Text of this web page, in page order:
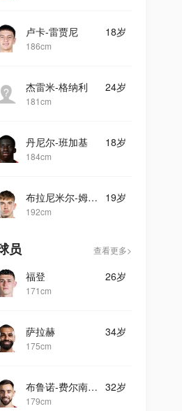
18岁
卢卡-雷贾尼
186cm
24岁
杰雷米-格纳利
181cm
18岁
丹尼尔-班加基
184cm
19岁
布拉尼米尔-姆拉契奇
192cm
员 查看更多>
26岁
福登
171cm
34岁
萨拉赫
175cm
32岁
布鲁诺-费尔南德斯
179cm